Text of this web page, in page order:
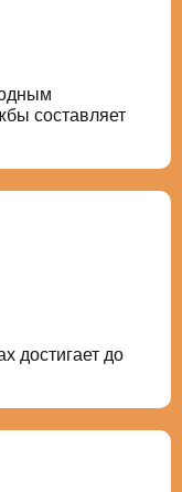
составляет
достигает до